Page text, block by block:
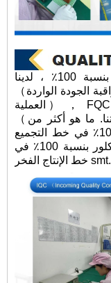
الجودة أولاً! لضمان جودة عالية بنسبة 100٪ ، لدينا IQC
（مراقبة الجودة الواردة） ， IPQC （في وضع مراقبة جودة
العملية） ， FQC （مراقبة الجودة النهائية） ， OQC
（مراقبة الجودة خارج لضمان جودة منتجاتنا. ما هو أكثر من
ذلك ، لدينا فحص المنتج مرتين بنسبة 100٪ في خط التجميع
الخاص بنا وفحص ثنائي الفينيل متعدد الكلور بنسبة 100٪ في
خط الإنتاج الفخر smt.